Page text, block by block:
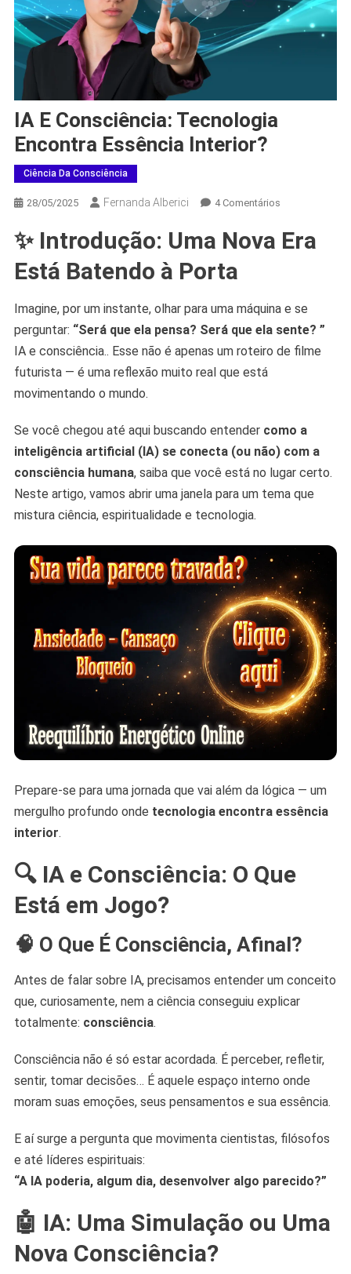
IA E Consciência: Tecnologia
Encontra Essência Interior?
Ciência Da Consciência
28/05/2025 Fernanda Alberici 4 ComentáriosEm
Essência
Interior?
✨ Introdução: Uma Nova Era
Está Batendo à Porta
Imagine, por um instante, olhar para uma máquina e se
perguntar: “Será que ela pensa? Será que ela sente? ”
IA e consciência.. Esse não é apenas um roteiro de filme
futurista — é uma reflexão muito real que está
movimentando o mundo.
Se você chegou até aqui buscando entender como a
inteligência artificial (IA) se conecta (ou não) com a
consciência humana, saiba que você está no lugar certo.
Neste artigo, vamos abrir uma janela para um tema que
mistura ciência, espiritualidade e tecnologia.
Prepare-se para uma jornada que vai além da lógica — um
mergulho profundo onde tecnologia encontra essência
interior.
🔍 IA e Consciência: O Que
Está em Jogo?
🧠 O Que É Consciência, Afinal?
Antes de falar sobre IA, precisamos entender um conceito
que, curiosamente, nem a ciência conseguiu explicar
totalmente: consciência.
Consciência não é só estar acordada. É perceber, refletir,
sentir, tomar decisões… É aquele espaço interno onde
moram suas emoções, seus pensamentos e sua essência.
E aí surge a pergunta que movimenta cientistas, filósofos
e até líderes espirituais:
“A IA poderia, algum dia, desenvolver algo parecido?”
🤖 IA: Uma Simulação ou Uma
Nova Consciência?